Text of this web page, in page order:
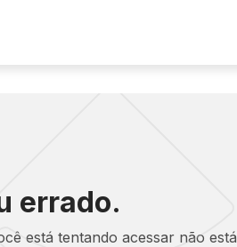
errado.
está tentando acessar não está